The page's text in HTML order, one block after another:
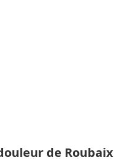
de Roubaix